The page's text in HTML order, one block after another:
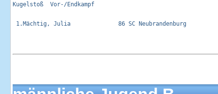
Kugelstoß  Vor-/Endkampf
1.Mächtig, Julia              86 SC Neubrandenburg